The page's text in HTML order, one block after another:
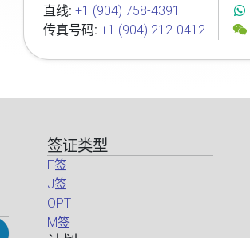
直线: +1 (904) 758-4391
传真号码: +1 (904) 212-0412
签证类型
F签
J签
OPT
M签